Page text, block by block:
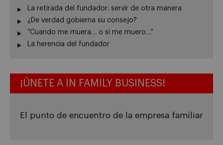
La retirada del fundador: servir de otra manera
¿De verdad gobierna su consejo?
“Cuando me muera… o si me muero…”
La herencia del fundador
¡ÚNETE A IN FAMILY BUSINESS!
El punto de encuentro de la empresa familiar